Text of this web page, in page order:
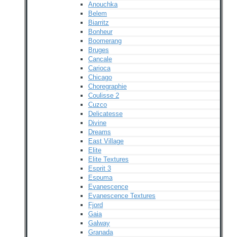
Anouchka
Belem
Biarritz
Bonheur
Boomerang
Bruges
Cancale
Carioca
Chicago
Choregraphie
Coulisse 2
Cuzco
Delicatesse
Divine
Dreams
East Village
Elite
Elite Textures
Esprit 3
Espuma
Evanescence
Evanescence Textures
Fjord
Gaia
Galway
Granada